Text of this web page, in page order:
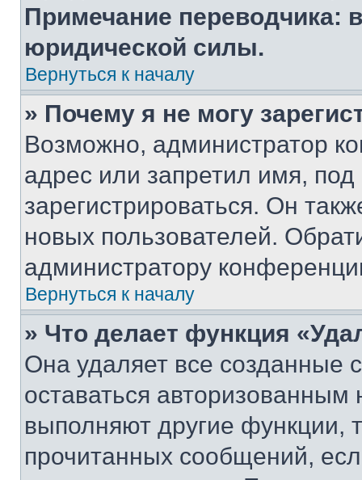
Примечание переводчика:
юридической силы.
Вернуться к началу
» Почему я не могу
Возможно, администратор
адрес или запретил имя,
зарегистрироваться. Он
новых пользователей.
администратору
Вернуться к началу
» Что делает функция
Она удаляет все созданные
оставаться
выполняют другие функции,
прочитанных сообщений,